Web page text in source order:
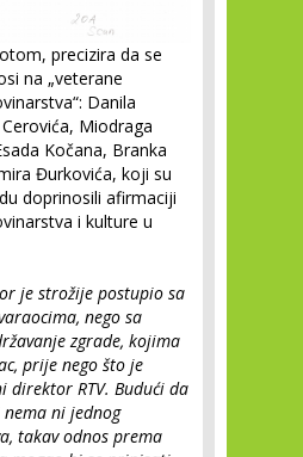
precizira da se
na „veterane
Danila
Miodraga
Kočana, Branka
Đurkovića, koji su
doprinosili afirmaciji
i kulture u
je strožije postupio sa
nego sa
zgrade, kojima
prije nego što je
direktor RTV. Budući da
nema ni jednog
takav odnos prema